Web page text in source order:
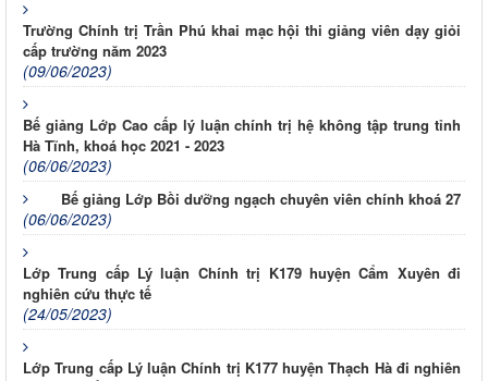
Trường Chính trị Trần Phú khai mạc hội thi giảng viên dạy giỏi
cấp trường năm 2023
(09/06/2023)
Bế giảng Lớp Cao cấp lý luận chính trị hệ không tập trung tỉnh
Hà Tĩnh, khoá học 2021 - 2023
(06/06/2023)
Bế giảng Lớp Bồi dưỡng ngạch chuyên viên chính khoá 27
(06/06/2023)
Lớp Trung cấp Lý luận Chính trị K179 huyện Cẩm Xuyên đi
nghiên cứu thực tế
(24/05/2023)
Lớp Trung cấp Lý luận Chính trị K177 huyện Thạch Hà đi nghiên